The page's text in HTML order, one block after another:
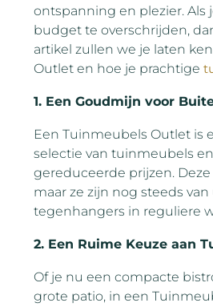
ontspanning en plezier.
budget te overschrijden,
artikel zullen we je laten
Outlet en hoe je prachtige
1. Een Goudmijn voor
Een Tuinmeubels Outlet is
selectie van tuinmeubels
gereduceerde prijzen.
maar ze zijn nog steeds
tegenhangers in reguliere
2. Een Ruime Keuze aan
Of je nu een compacte
grote patio, in een